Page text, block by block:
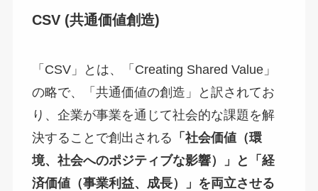
CSV (共通価値創造)
「CSV」とは、「Creating Shared Value」
の略で、「共通価値の創造」と訳されてお
り、企業が事業を通じて社会的な課題を解
決することで創出される 「社会価値（環
境、社会へのポジティブな影響）」と「経
済価値（事業利益、成長）」を両立させる